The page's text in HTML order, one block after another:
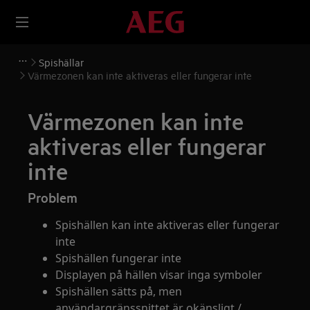
Spishällar
Värmezonen kan inte aktiveras eller fungerar inte
Värmezonen kan inte
aktiveras eller fungerar
inte
Problem
Spishällen kan inte aktiveras eller fungerar
inte
Spishällen fungerar inte
Displayen på hällen visar inga symboler
Spishällen sätts på, men